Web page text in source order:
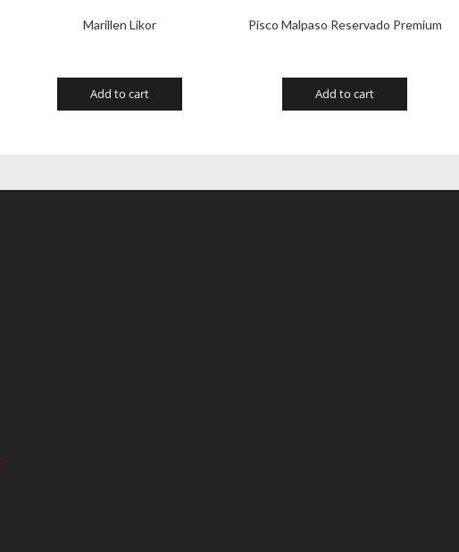
Marillen Likor
Add to cart
Pisco Malpaso Reservado Premium
Add to cart